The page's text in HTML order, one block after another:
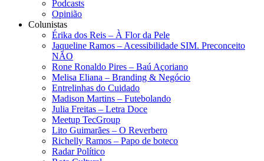
Podcasts
Opinião
Colunistas
Érika dos Reis​ – À Flor da Pele
Jaqueline Ramos – Acessibilidade SIM. Preconceito
NÃO
Rone Ronaldo Pires – Baú Açoriano
Melisa Eliana – Branding & Negócio
Entrelinhas do Cuidado
Madison Martins – Futebolando
Julia Freitas​ – Letra Doce
Meetup TecGroup
Lito Guimarães – O Reverbero
Richelly Ramos​ – Papo de boteco
Radar Político